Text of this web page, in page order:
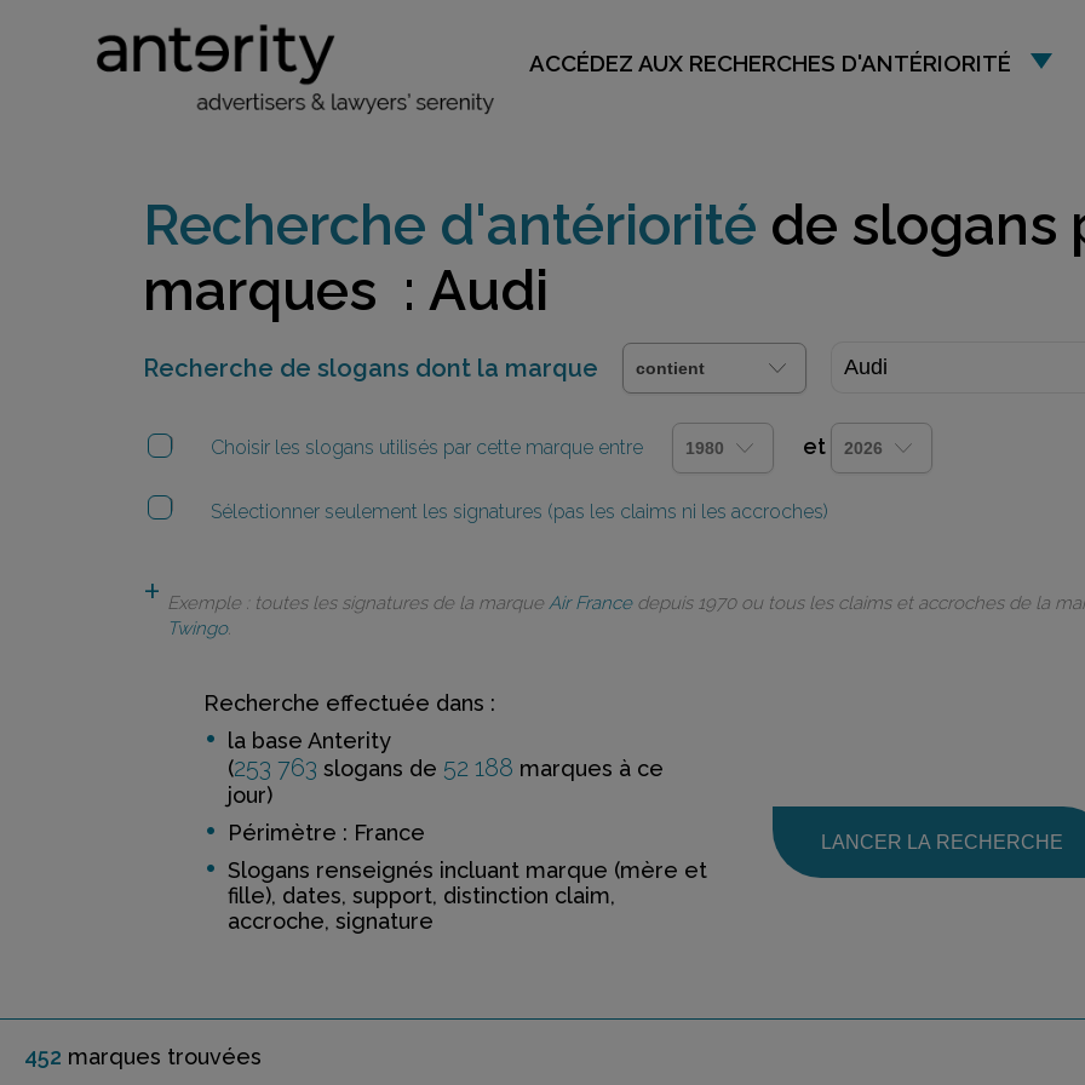
ACCÉDEZ AUX RECHERCHES D'ANTÉRIORITÉ
Recherche d'antériorité de slogans
marques : Audi
Recherche de slogans dont la marque
Choisir les slogans utilisés par cette marque entre et
Sélectionner seulement les signatures (pas les claims ni les accroches)
Exemple : toutes les signatures de la marque Air Francedepuis 1970 ou tous les claims et accroches de la
Twingo.
Recherche effectuée dans :
la base Anterity
(253 763 slogans de 52 188 marques à ce
jour)
Périmètre : France
Slogans renseignés incluant marque (mère et
fille), dates, support, distinction claim,
accroche, signature
LANCER LA RECHERCHE
452 marques trouvées